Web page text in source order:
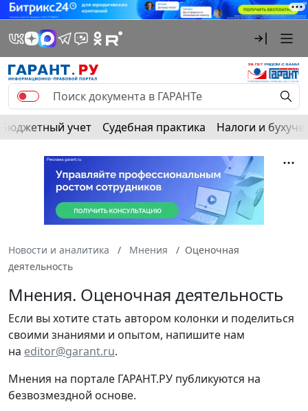
Бюджетный учет Судебная практика Налоги и
Новости и аналитика Мнения
Оценочная
деятельность
Мнения. Оценочная деятельность
Если вы хотите стать автором колонки и поделиться
своими знаниями и опытом, напишите нам
на editor@garant.ru.
Мнения на портале ГАРАНТ.РУ публикуются на
безвозмездной основе.